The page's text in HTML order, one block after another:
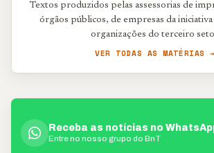
Textos produzidos pelas assessorias de
órgãos públicos, de empresas da
organizações do terceiro
VER TODAS AS MATÉRIAS →
Receba as notícias no
Entre no nosso grupo do BnT